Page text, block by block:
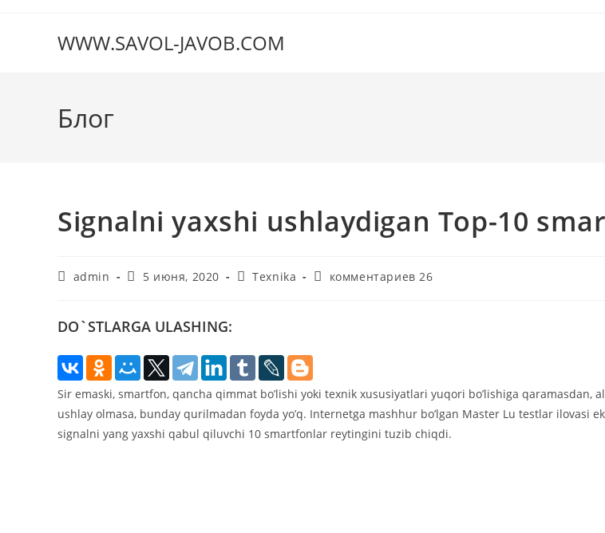
содержимомуWWW.SAVOL-JAVOB.COM
Блог
Signalni yaxshi ushlaydigan Top-10
Авторadmin
Запись
5 июня, 2020
Рубрика
Texnika
Комментарии
комментариев 26
DO`STLARGA ULASHING:
Sir emaski, smartfon, qancha qimmat boʼlishi yoki texnik xususiyatlari yuqori boʼlishiga qaramasdan,
ushlay olmasa, bunday qurilmadan foyda yoʼq. Internetga mashhur boʼlgan Master Lu testlar ilovasi
signalni yang yaxshi qabul qiluvchi 10 smartfonlar reytingini tuzib chiqdi.